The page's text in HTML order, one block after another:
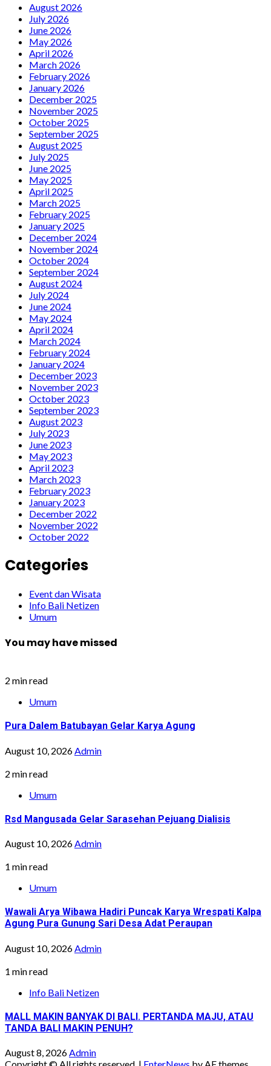
August 2026
July 2026
June 2026
May 2026
April 2026
March 2026
February 2026
January 2026
December 2025
November 2025
October 2025
September 2025
August 2025
July 2025
June 2025
May 2025
April 2025
March 2025
February 2025
January 2025
December 2024
November 2024
October 2024
September 2024
August 2024
July 2024
June 2024
May 2024
April 2024
March 2024
February 2024
January 2024
December 2023
November 2023
October 2023
September 2023
August 2023
July 2023
June 2023
May 2023
April 2023
March 2023
February 2023
January 2023
December 2022
November 2022
October 2022
Categories
Event dan Wisata
Info Bali Netizen
Umum
You may have missed
2 min read
Umum
Pura Dalem Batubayan Gelar Karya Agung
August 10, 2026 Admin
2 min read
Umum
Rsd Mangusada Gelar Sarasehan Pejuang Dialisis
August 10, 2026Admin
1 min read
Umum
Wawali Arya Wibawa Hadiri Puncak Karya Wrespati Kalpa
Agung Pura Gunung Sari Desa Adat Peraupan
August 10, 2026 Admin
1 min read
Info Bali Netizen
MALL MAKIN BANYAK DI BALI. PERTANDA MAJU, ATAU
TANDA BALI MAKIN PENUH?
August 8, 2026Admin